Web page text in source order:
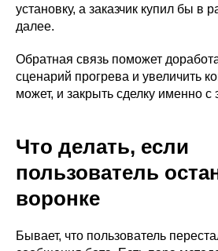
установку, а заказчик купил бы в
далее.
Обратная связь поможет
сценарий прогрева и увеличить
может, и закрыть сделку именно с
Что делать, если
пользователь
воронке
Бывает, что пользователь